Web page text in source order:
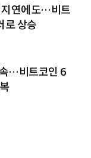
지연에도…비트
로 상승
…비트코인 6